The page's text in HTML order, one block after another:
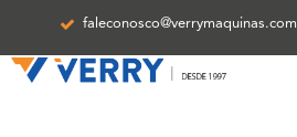
faleconosco@verrymaquinas.com